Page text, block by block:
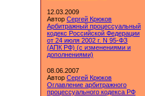
12.03.2009
Автор Сергей Крюков
Арбитражный процессуальный
кодекс Российской Федерации
от 24 июля 2002 г. N 95-ФЗ
(АПК РФ) (с изменениями и
дополнениями)
08.06.2007
Автор Сергей Крюков
Оглавление арбитражного
процессуального кодекса РФ